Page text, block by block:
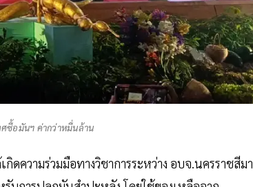
ศซื้อมันฯ ค่ากว่าหมื่นล้าน
ความร่วมมือทางวิชาการระหว่าง อบจ.นครราชสีมา